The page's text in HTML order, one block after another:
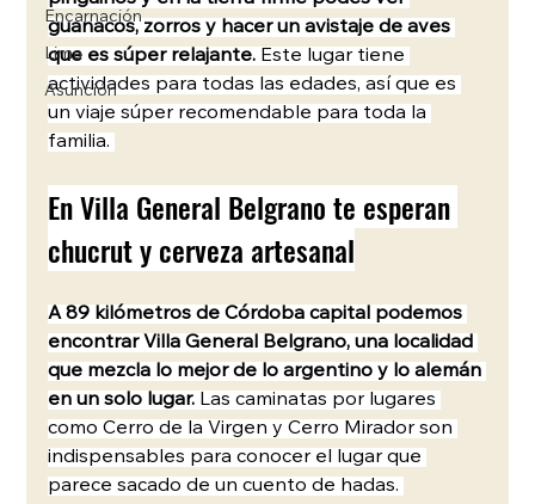
Encarnación
Lima
Asunción
guanacos, zorros y hacer un avistaje de aves
que es súper relajante. Este lugar tiene
actividades para todas las edades, así que es
un viaje súper recomendable para toda la
familia.
En Villa General Belgrano te esperan
chucrut y cerveza artesanal
A 89 kilómetros de Córdoba capital podemos
encontrar Villa General Belgrano, una localidad
que mezcla lo mejor de lo argentino y lo alemán
en un solo lugar. Las caminatas por lugares
como Cerro de la Virgen y Cerro Mirador son
indispensables para conocer el lugar que
parece sacado de un cuento de hadas.